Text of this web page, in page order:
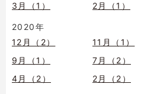
3月（1）
2月（1）
2020年
12月（2）
11月（1）
9月（1）
7月（2）
4月（2）
2月（2）